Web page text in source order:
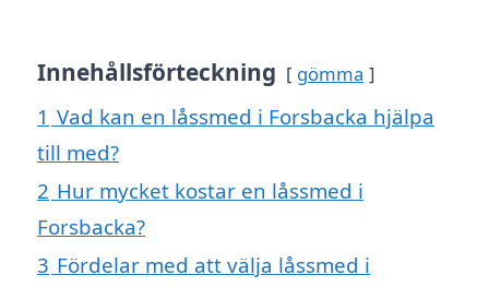
Innehållsförteckning gömma
1 Vad kan en låssmed i Forsbacka hjälpa
till med?
2 Hur mycket kostar en låssmed i
Forsbacka?
3 Fördelar med att välja låssmed i